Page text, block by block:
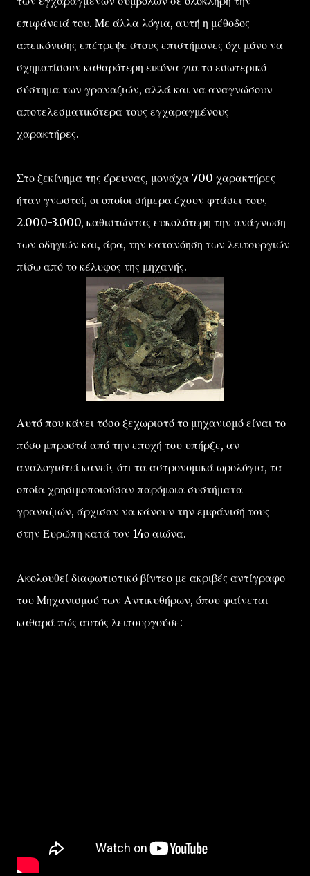
επιφάνειά του. Με άλλα λόγια, αυτή η μέθοδος
απεικόνισης επέτρεψε στους επιστήμονες όχι μόνο να
σχηματίσουν καθαρότερη εικόνα για το εσωτερικό
σύστημα των γραναζιών, αλλά και να αναγνώσουν
αποτελεσματικότερα τους εγχαραγμένους
χαρακτήρες.
Στο ξεκίνημα της έρευνας, μονάχα 700 χαρακτήρες
ήταν γνωστοί, οι οποίοι σήμερα έχουν φτάσει τους
2.000-3.000, καθιστώντας ευκολότερη την ανάγνωση
των οδηγιών και, άρα, την κατανόηση των λειτουργιών
πίσω από το κέλυφος της μηχανής.
Αυτό που κάνει τόσο ξεχωριστό το μηχανισμό είναι το
πόσο μπροστά από την εποχή του υπήρξε, αν
αναλογιστεί κανείς ότι τα αστρονομικά ωρολόγια, τα
οποία χρησιμοποιούσαν παρόμοια συστήματα
γραναζιών, άρχισαν να κάνουν την εμφάνισή τους
στην Ευρώπη κατά τον 14ο αιώνα.
Ακολουθεί διαφωτιστικό βίντεο με ακριβές αντίγραφο
του Μηχανισμού των Αντικυθήρων, όπου φαίνεται
καθαρά πώς αυτός λειτουργούσε: